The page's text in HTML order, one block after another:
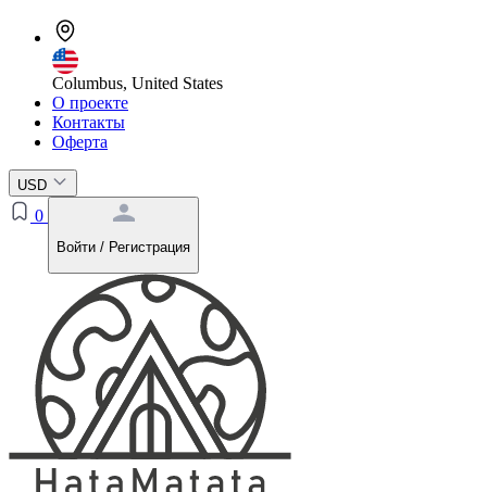
Columbus, United States
О проекте
Контакты
Оферта
USD
0
Войти / Регистрация